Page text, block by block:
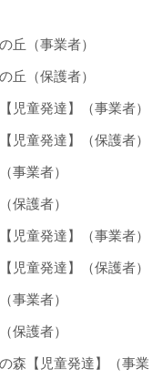
丘（事業者）
丘（保護者）
児童発達】（事業者）
児童発達】（保護者）
事業者）
保護者）
児童発達】（事業者）
児童発達】（保護者）
事業者）
保護者）
森【児童発達】（事業